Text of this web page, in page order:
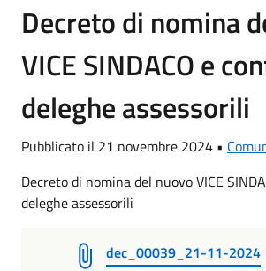
Decreto di nomina
VICE SINDACO e
deleghe assessorili
Pubblicato il 21 novembre 2024 •
Decreto di nomina del nuovo VICE
deleghe assessorili
dec_00039_21-11-2024